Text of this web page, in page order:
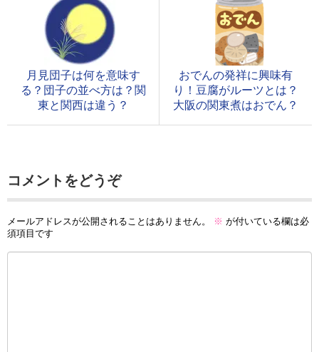
月見団子は何を意味す
る？団子の並べ方は？関
東と関西は違う？
おでんの発祥に興味有
り！豆腐がルーツとは？
大阪の関東煮はおでん？
コメントをどうぞ
メールアドレスが公開されることはありません。 ※ が付いている欄は必
須項目です